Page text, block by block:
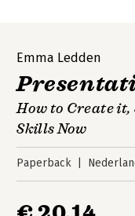
Emma Ledden
How to Create
Skills Now
Paperback